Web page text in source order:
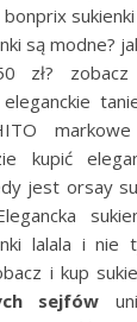
są modne?
zł?
kupić
jest orsay
lalala i nie
i kup
sejfów